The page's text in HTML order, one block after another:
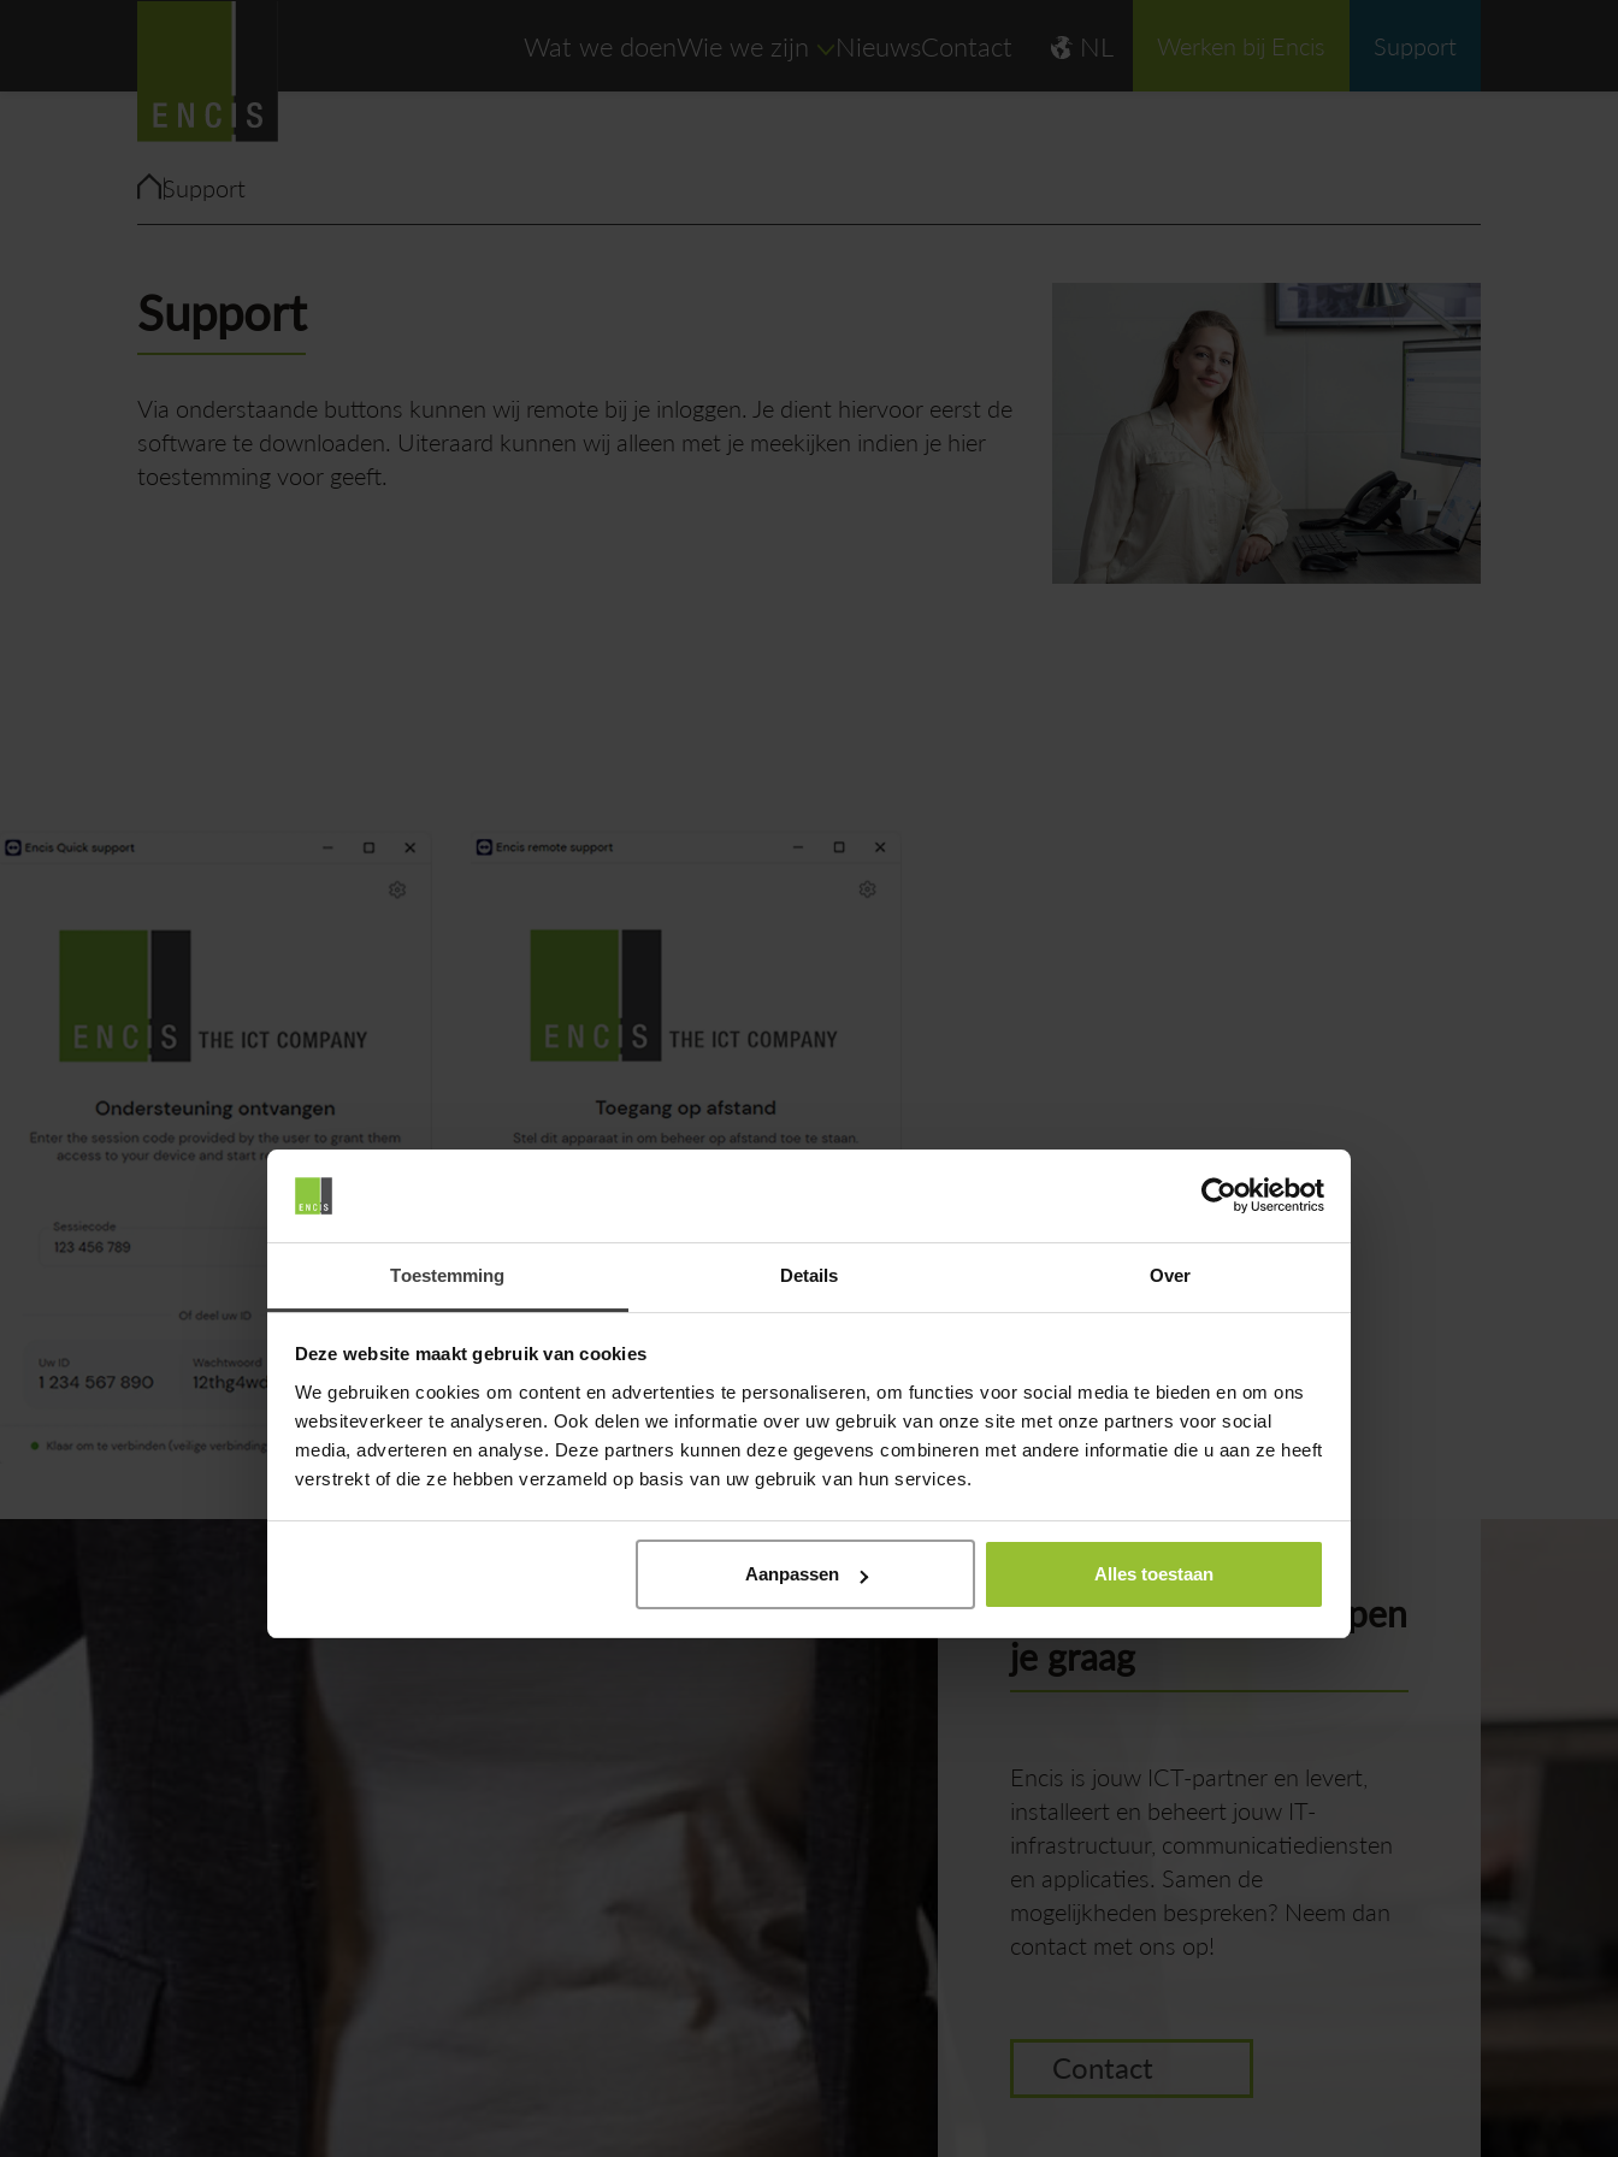
Toestemming Details Over
Deze website maakt gebruik van cookies
We gebruiken cookies om content en advertenties te personaliseren, om functies voor social media te bieden en om ons
websiteverkeer te analyseren. Ook delen we informatie over uw gebruik van onze site met onze partners voor social
media, adverteren en analyse. Deze partners kunnen deze gegevens combineren met andere informatie die u aan ze heeft
verstrekt of die ze hebben verzameld op basis van uw gebruik van hun services.
Aanpassen Alles toestaan
Wat we doenWie we zijn NieuwsContact NL Werken bij Encis Support
Support
Support
Via onderstaande buttons kunnen wij remote bij je inloggen. Je dient hiervoor eerst de
software te downloaden. Uiteraard kunnen wij alleen met je meekijken indien je hier
toestemming voor geeft.
Onze specialisten helpen
je graag
Encis is jouw ICT-partner en levert,
installeert en beheert jouw IT-
infrastructuur, communicatiediensten
en applicaties. Samen de
mogelijkheden bespreken? Neem dan
contact met ons op!
Contact